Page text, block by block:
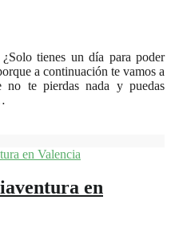
tienes un día para poder
a continuación te vamos a
no te pierdas nada y puedas
en